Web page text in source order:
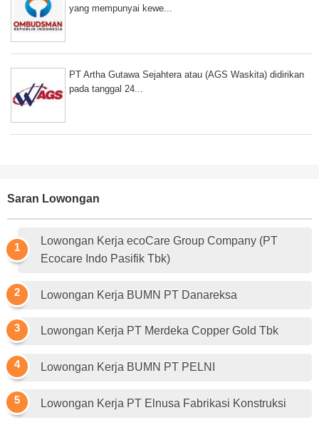
yang mempunyai kewe...
PT Artha Gutawa Sejahtera atau (AGS Waskita) didirikan
pada tanggal 24...
Saran Lowongan
Lowongan Kerja ecoCare Group Company (PT
Ecocare Indo Pasifik Tbk)
Lowongan Kerja BUMN PT Danareksa
Lowongan Kerja PT Merdeka Copper Gold Tbk
Lowongan Kerja BUMN PT PELNI
Lowongan Kerja PT Elnusa Fabrikasi Konstruksi